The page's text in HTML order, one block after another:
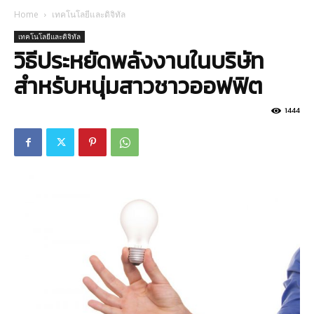
Home เทคโนโลยีและดิจิทัล
เทคโนโลยีและดิจิทัล
วิธีประหยัดพลังงานในบริษัท
สำหรับหนุ่มสาวชาวออฟฟิต
1444